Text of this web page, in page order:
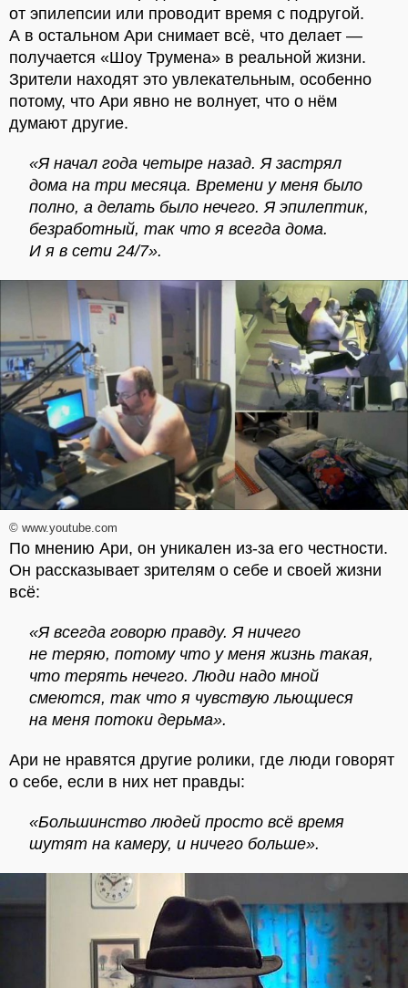
от эпилепсии или проводит время с подругой.
А в остальном Ари снимает всё, что делает —
получается «Шоу Трумена» в реальной жизни.
Зрители находят это увлекательным, особенно
потому, что Ари явно не волнует, что о нём
думают другие.
«Я начал года четыре назад. Я застрял
дома на три месяца. Времени у меня было
полно, а делать было нечего. Я эпилептик,
безработный, так что я всегда дома.
И я в сети 24/7».
© www.youtube.com
По мнению Ари, он уникален из-за его честности.
Он рассказывает зрителям о себе и своей жизни
всё:
«Я всегда говорю правду. Я ничего
не теряю, потому что у меня жизнь такая,
что терять нечего. Люди надо мной
смеются, так что я чувствую льющиеся
на меня потоки дерьма».
Ари не нравятся другие ролики, где люди говорят
о себе, если в них нет правды:
«Большинство людей просто всё время
шутят на камеру, и ничего больше».